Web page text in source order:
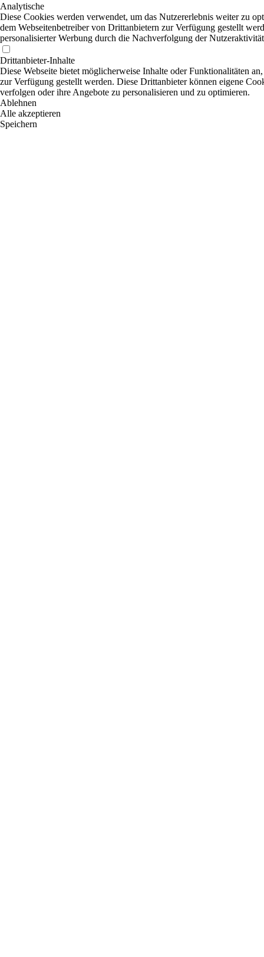
Analytische
Diese Cookies werden verwendet, um das Nutzererlebnis weiter zu
dem Webseitenbetreiber von Drittanbietern zur Verfügung gestellt
personalisierter Werbung durch die Nachverfolgung der
Drittanbieter-Inhalte
Diese Webseite bietet möglicherweise Inhalte oder Funktionalitäten
zur Verfügung gestellt werden. Diese Drittanbieter können eigene
verfolgen oder ihre Angebote zu personalisieren und zu optimieren.
Ablehnen
Alle akzeptieren
Speichern